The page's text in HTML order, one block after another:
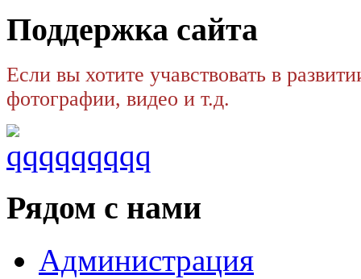
Поддержка сайта
Если вы хотите учавствовать в
фотографии, видео и т.д.
Рядом с нами
Администрация